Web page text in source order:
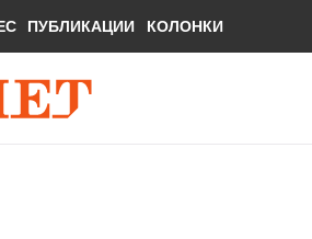
ПУБЛИКАЦИИ КОЛОНКИ